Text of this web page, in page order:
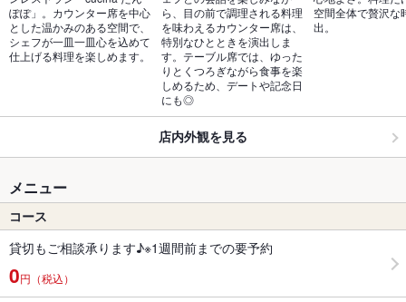
ぽぽ」。カウンター席を中心
とした温かみのある空間で、
シェフが一皿一皿心を込めて
仕上げる料理を楽しめます。
ら、目の前で調理される料理
を味わえるカウンター席は、
特別なひとときを演出しま
す。テーブル席では、ゆった
りとくつろぎながら食事を楽
しめるため、デートや記念日
にも◎
空間全体で贅沢な
出。
店内外観を見る
メニュー
コース
貸切もご相談承ります♪※1週間前までの要予約
0円（税込）